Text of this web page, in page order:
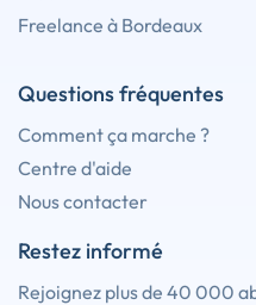
Freelance à Bordeaux
Questions fréquentes
Comment ça marche ?
Centre d'aide
Nous contacter
Restez informé
Rejoignez plus de 40 000